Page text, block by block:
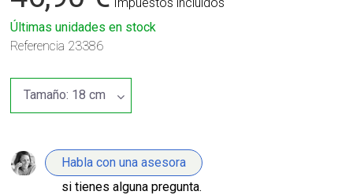
Últimas unidades en stock
Referencia 23386
Habla con una asesora
si tienes alguna pregunta.